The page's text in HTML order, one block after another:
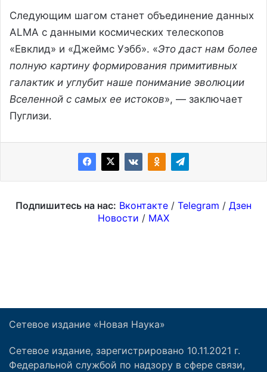
Сетевое издание «Новая Наука»
Сетевое издание, зарегистрировано 10.11.2021 г.
Федеральной службой по надзору в сфере связи,